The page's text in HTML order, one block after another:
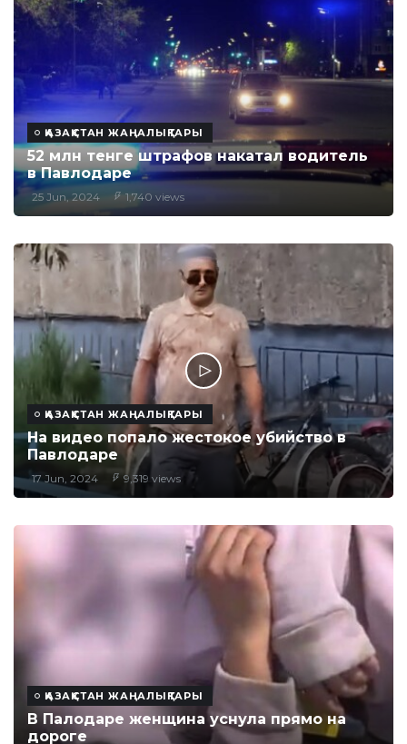
ҚАЗАҚСТАН ЖАҢАЛЫҚТАРЫ
52 млн тенге штрафов накатал водитель
в Павлодаре
25 Jun, 2024 1,740 views
ҚАЗАҚСТАН ЖАҢАЛЫҚТАРЫ
На видео попало жестокое убийство в
Павлодаре
17 Jun, 2024 9,319 views
ҚАЗАҚСТАН ЖАҢАЛЫҚТАРЫ
В Палодаре женщина уснула прямо на
дороге